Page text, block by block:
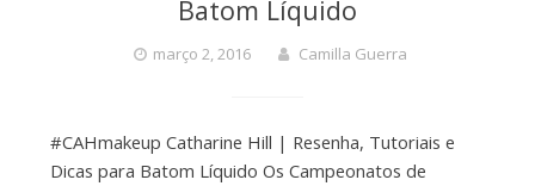
Batom Líquido
março 2, 2016 Camilla Guerra
#CAHmakeup Catharine Hill | Resenha, Tutoriais e
Dicas para Batom Líquido Os Campeonatos de